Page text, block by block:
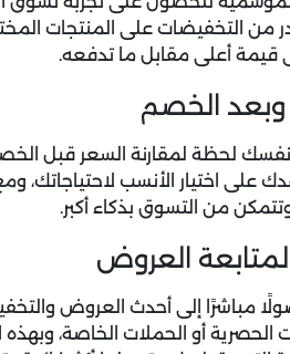
من التخفيضات على المنتجات
أعلى مقابل ما تدفعه.
وبعد الخصم
نفسك لحظة لمقارنة السعر قبل
اختيار الأنسب لاحتياجاتك،
من التسوق بذكاء أكبر.
لمتابعة العروض
مباشرًا إلى أحدث العروض
أو الحملات الخاصة،